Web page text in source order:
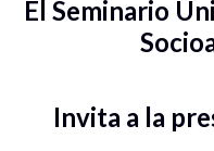
El Seminario
Invita a la